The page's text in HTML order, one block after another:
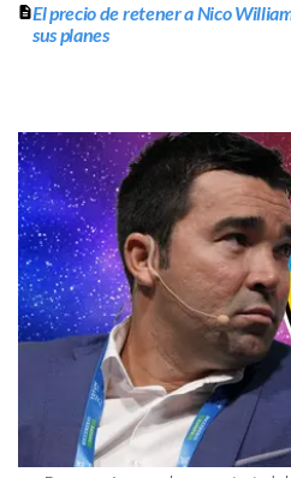
El precio de retener a Nico
sus planes